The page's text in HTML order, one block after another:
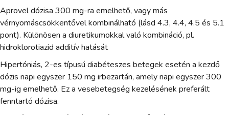
Aprovel dózisa 300 mg-ra emelhető, vagy más
vérnyomáscsökkentővel kombinálható (lásd 4.3, 4.4, 4.5 és 5.1
pont). Különösen a diuretikumokkal való kombináció, pl.
hidroklorotiazid additív hatását
Hipertóniás, 2-es típusú diabéteszes betegek esetén a kezdő
dózis napi egyszer 150 mg irbezartán, amely napi egyszer 300
mg-ig emelhető. Ez a vesebetegség kezelésének preferált
fenntartó dózisa.